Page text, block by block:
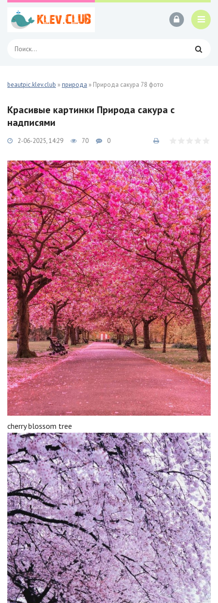
beautpic.klev.club »природа » Природа сакура 78 фото
Красивые картинки Природа сакура с
надписями
2-06-2025, 14:29 70 0
cherry blossom tree